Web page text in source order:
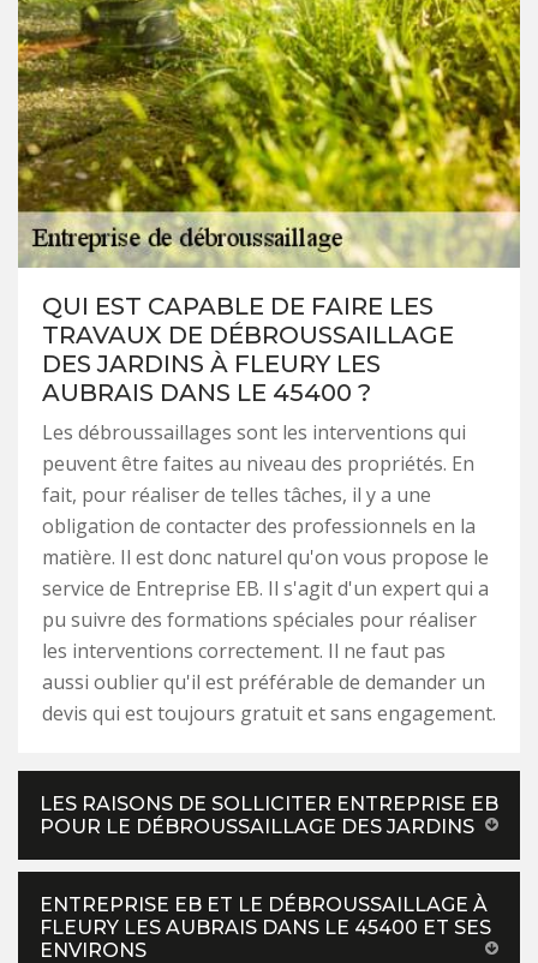
QUI EST CAPABLE DE FAIRE LES
TRAVAUX DE DÉBROUSSAILLAGE
DES JARDINS À FLEURY LES
AUBRAIS DANS LE 45400 ?
Les débroussaillages sont les interventions qui
peuvent être faites au niveau des propriétés. En
fait, pour réaliser de telles tâches, il y a une
obligation de contacter des professionnels en la
matière. Il est donc naturel qu'on vous propose le
service de Entreprise EB. Il s'agit d'un expert qui a
pu suivre des formations spéciales pour réaliser
les interventions correctement. Il ne faut pas
aussi oublier qu'il est préférable de demander un
devis qui est toujours gratuit et sans engagement.
LES RAISONS DE SOLLICITER ENTREPRISE EB
POUR LE DÉBROUSSAILLAGE DES JARDINS
ENTREPRISE EB ET LE DÉBROUSSAILLAGE À
FLEURY LES AUBRAIS DANS LE 45400 ET SES
ENVIRONS